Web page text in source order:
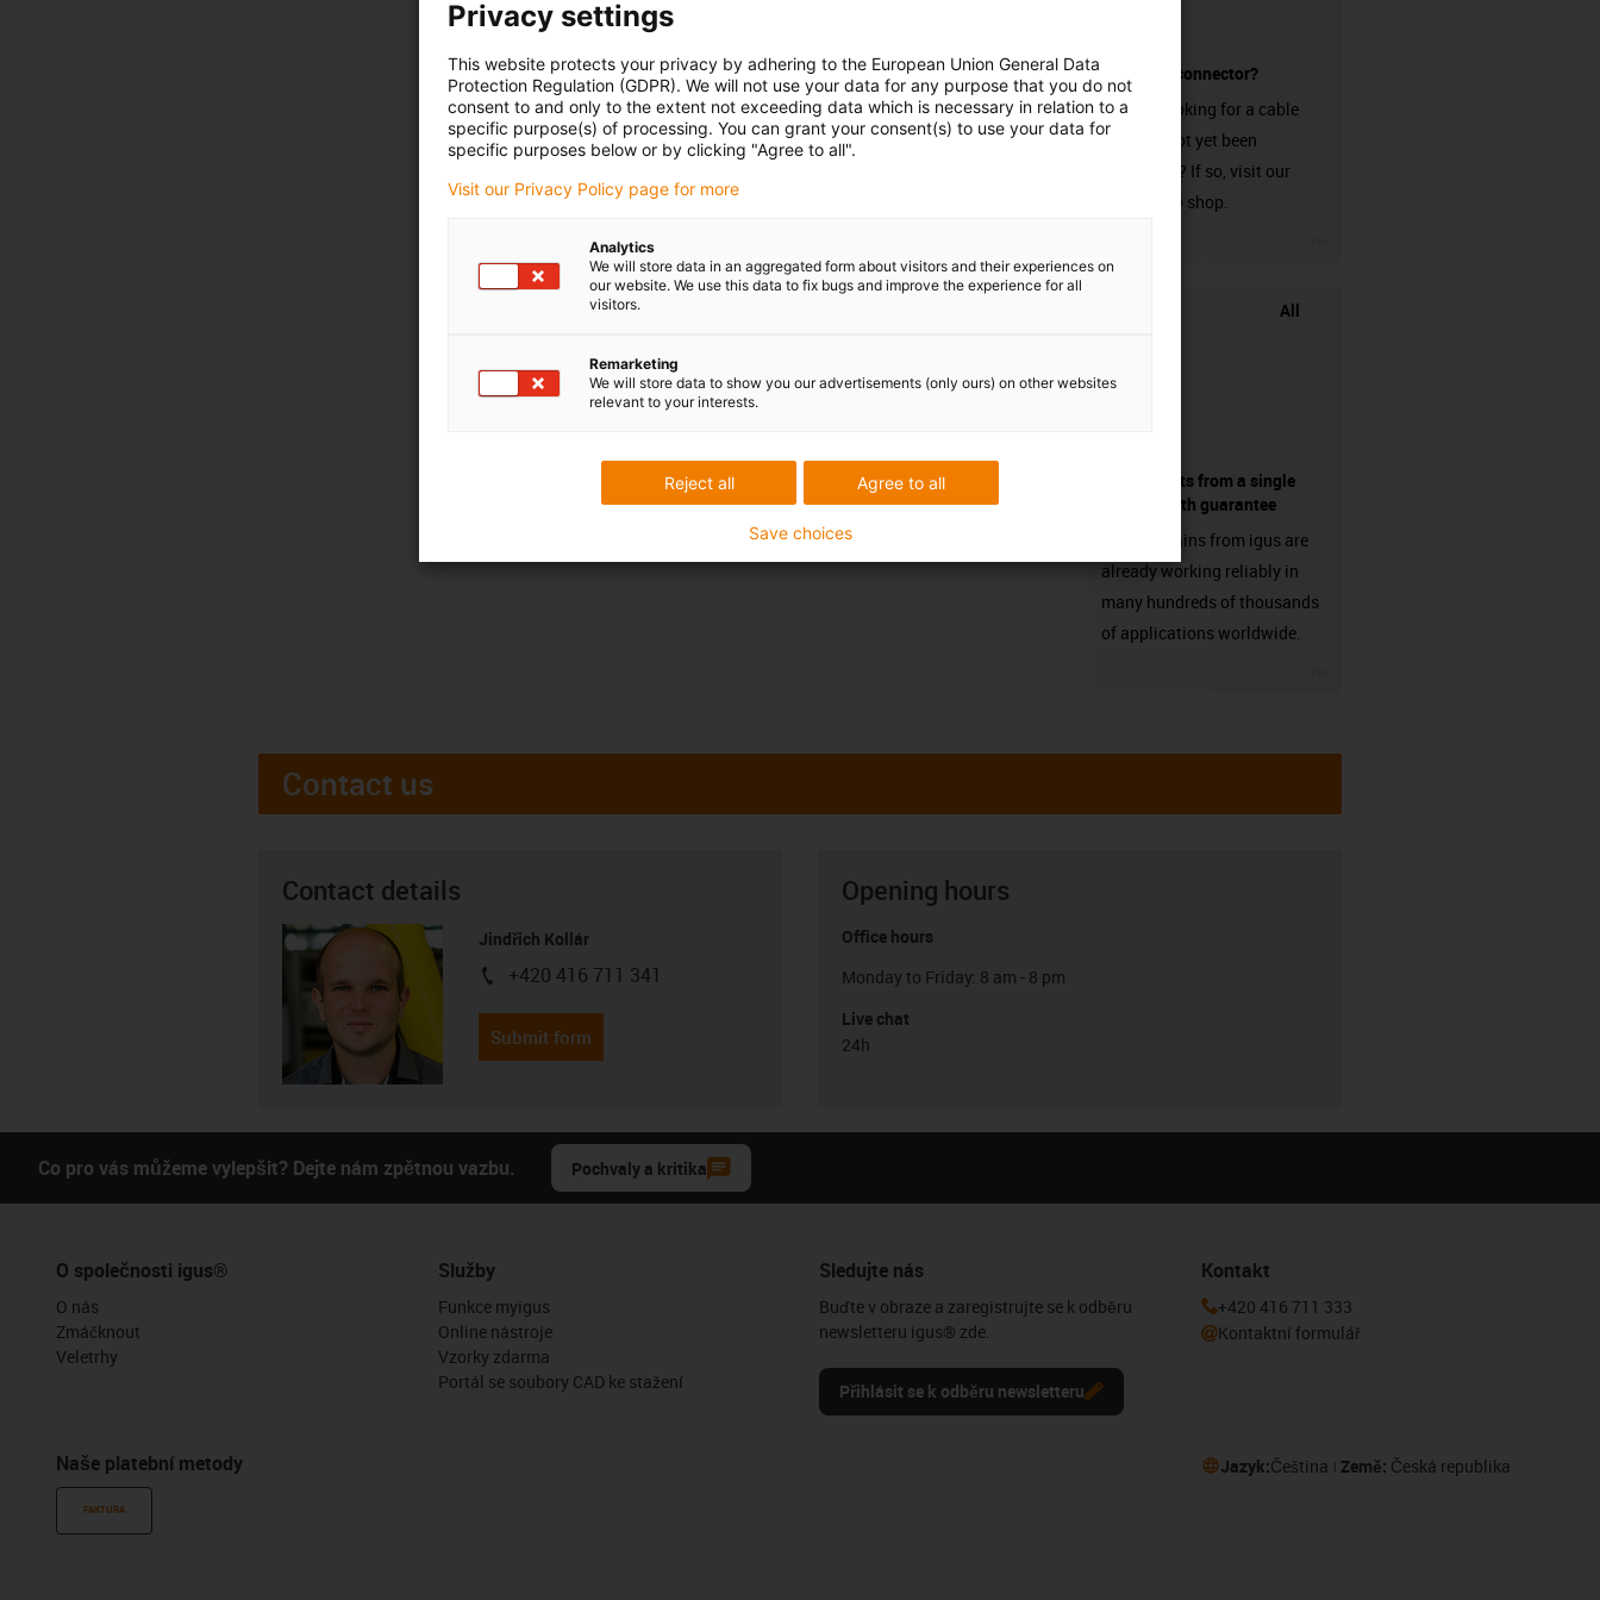
without a connector?
Are you looking for a cable
that has not yet been
harnessed? If so, visit our
chainflex® shop.
All
components from a single
source - with guarantee
Energy chains from igus are
already working reliably in
many hundreds of thousands
of applications worldwide.
Contact us
Contact details
Jindřich Kollár
igus-icon-phone
+420 416 711 341
Submit form
Opening hours
Office hours
Monday to Friday: 8 am - 8 pm
Live chat
24h
Co pro vás můžeme vylepšit? Dejte nám zpětnou vazbu. Pochvaly a kritika
O společnosti igus®
O nás
Zmáčknout
Veletrhy
Naše platební metody
FAKTURA
Služby
Funkce myigus
Online nástroje
Vzorky zdarma
Portál se soubory CAD ke stažení
Sledujte nás
Buďte v obraze a zaregistrujte se k odběru
newsletteru igus® zde.
Přihlásit se k odběru newsletteru
Kontakt
+420 416 711 333
Kontaktní formulář
Jazyk:Čeština Země: Česká republika
Privacy settings
This website protects your privacy by adhering to the European Union General Data
Protection Regulation (GDPR). We will not use your data for any purpose that you do not
consent to and only to the extent not exceeding data which is necessary in relation to a
specific purpose(s) of processing. You can grant your consent(s) to use your data for
specific purposes below or by clicking "Agree to all".
Visit our Privacy Policy page for more
Analytics
We will store data in an aggregated form about visitors and their experiences on
our website. We use this data to fix bugs and improve the experience for all
visitors.
Remarketing
We will store data to show you our advertisements (only ours) on other websites
relevant to your interests.
Agree to all
Reject all
Save choices